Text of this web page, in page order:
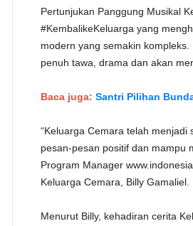
Pertunjukan Panggung Musikal
#KembalikeKeluarga yang
modern yang semakin
penuh tawa, drama dan akan
Baca juga: Santri Pilihan
“Keluarga Cemara telah
pesan-pesan positif dan mampu
Program Manager
Keluarga Cemara, Billy Gamaliel.
Menurut Billy, kehadiran cerita